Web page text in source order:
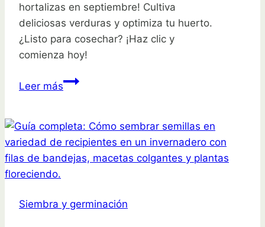
hortalizas en septiembre! Cultiva
deliciosas verduras y optimiza tu huerto.
¿Listo para cosechar? ¡Haz clic y
comienza hoy!
Leer másCalendario
en
Septiembre:
Cultiva
Siembra y germinación